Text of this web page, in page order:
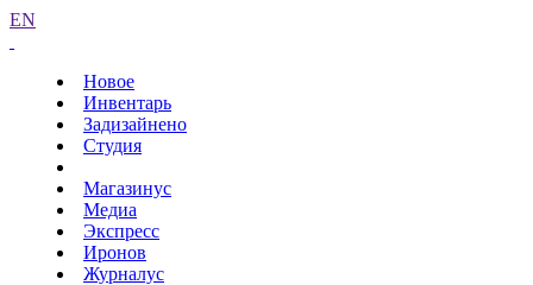
EN
Новое
Инвентарь
Задизайнено
Студия
Магазинус
Медиа
Экспресс
Иронов
Журналус